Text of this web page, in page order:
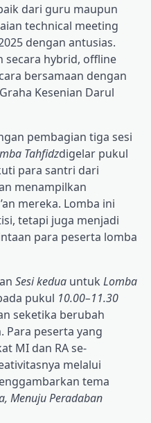
dari guru maupun
technical meeting
dengan antusias.
secara hybrid, offline
bersamaan dengan
Kesenian Darul
pembagian tiga sesi
Tahfidzdigelar pukul
para santri dari
menampilkan
mereka. Lomba ini
tetapi juga menjadi
para peserta lomba
Sesi kedua untuk Lomba
pukul 10.00–11.30
seketika berubah
Para peserta yang
MI dan RA se-
melalui
tema
Menuju Peradaban